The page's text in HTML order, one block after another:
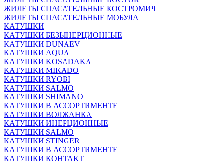
ЖИЛЕТЫ СПАСАТЕЛЬНЫЕ КОСТРОМИЧ
ЖИЛЕТЫ СПАСАТЕЛЬНЫЕ МОБУЛА
КАТУШКИ
КАТУШКИ БЕЗЫНЕРЦИОННЫЕ
КАТУШКИ DUNAEV
КАТУШКИ AQUA
КАТУШКИ KOSADAKA
КАТУШКИ MIKADO
КАТУШКИ RYOBI
КАТУШКИ SALMO
КАТУШКИ SHIMANO
КАТУШКИ В АССОРТИМЕНТЕ
КАТУШКИ ВОЛЖАНКА
КАТУШКИ ИНЕРЦИОННЫЕ
КАТУШКИ SALMO
КАТУШКИ STINGER
КАТУШКИ В АССОРТИМЕНТЕ
КАТУШКИ КОНТАКТ